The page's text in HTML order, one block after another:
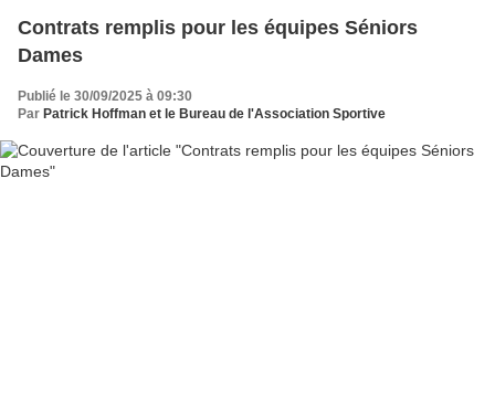
Contrats remplis pour les équipes Séniors
Dames
Publié le 30/09/2025 à 09:30
Par Patrick Hoffman et le Bureau de l'Association Sportive